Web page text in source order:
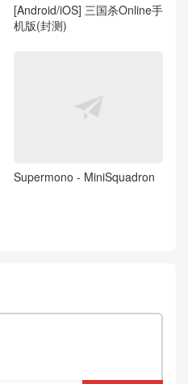
[Android/iOS] 三国杀Online手
机版(封测)
Supermono - MiniSquadron